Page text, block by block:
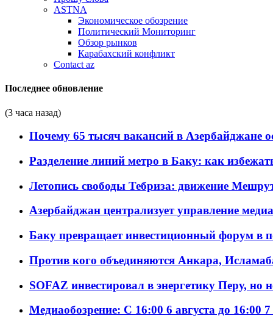
ASTNA
Экономическое обозрение
Политический Мониторинг
Обзор рынков
Карабахский конфликт
Contact az
Последнее обновление
(3 часа назад)
Почему 65 тысяч вакансий в Азербайджане
Разделение линий метро в Баку: как
Летопись свободы Тебриза: движение
Азербайджан централизует управление медиа
Баку превращает инвестиционный форум в
Против кого объединяются Анкара,
SOFAZ инвестировал в энергетику Перу, но
Медиаобозрение: С 16:00 6 августа до 16:00 7